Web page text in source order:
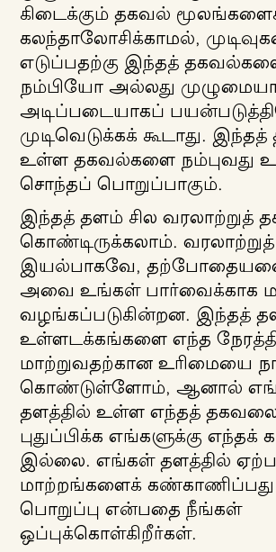
கிடைக்கும் தகவல்
கலந்தாலோசிக்காமல்,
எடுப்பதற்கு இந்தத்
நம்பியோ அல்லது
அடிப்படையாகப்
முடிவெடுக்கக் கூடாது. இந்தத்
உள்ள தகவல்களை நம்புவது
சொந்தப் பொறுப்பாகும்.
இந்தத் தளம் சில வரலாற்றுத்
கொண்டிருக்கலாம்.
இயல்பாகவே,
அவை உங்கள் பார்வைக்காக
வழங்கப்படுகின்றன. இந்தத்
உள்ளடக்கங்களை எந்த
மாற்றுவதற்கான உரிமையை
கொண்டுள்ளோம், ஆனால்
தளத்தில் உள்ள எந்தத்
புதுப்பிக்க எங்களுக்கு எந்தக்
இல்லை. எங்கள் தளத்தில்
மாற்றங்களைக்
பொறுப்பு என்பதை நீங்கள்
ஒப்புக்கொள்கிறீர்கள்.